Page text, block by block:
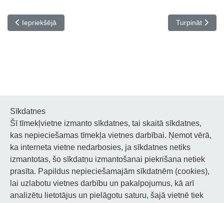
Iepriekšējais raksts: Apsveicam klaviermūzikas izpildītāju solistu
Iepriekšējā Nākamais
Turpināt
Noderīgi
Privātuma politika
Sīkdatņu privātuma politika
Piekļūstamība
Sīkdatnes
Šī tīmekļvietne izmanto sīkdatnes, tai skaitā sīkdatnes,
kas nepieciešamas tīmekļa vietnes darbībai. Ņemot vērā,
ka interneta vietne nedarbosies, ja sīkdatnes netiks
izmantotas, šo sīkdatņu izmantošanai piekrišana netiek
prasīta. Papildus nepieciešamajām sīkdatnēm (cookies),
lai uzlabotu vietnes darbību un pakalpojumus, kā arī
analizētu lietotājus un pielāgotu saturu, šajā vietnē tiek